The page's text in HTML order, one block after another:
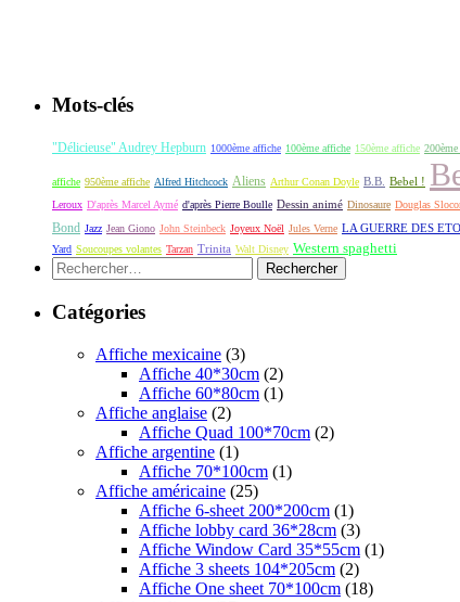
Mots-clés
"Délicieuse" Audrey Hepburn 1000ème affiche 100ème affiche 150ème affiche
affiche 950ème affiche Alfred Hitchcock Aliens Arthur Conan Doyle B.B. Bebel !
Leroux D'après Marcel Aymé d'après Pierre Boulle Dessin animé Dinosaure Douglas
Bond Jazz Jean Giono John Steinbeck Joyeux Noël Jules Verne LA GUERRE DES
Yard Soucoupes volantes Tarzan Trinita Walt Disney Western spaghetti
Rechercher :
Catégories
Affiche mexicaine (3)
Affiche 40*30cm (2)
Affiche 60*80cm (1)
Affiche anglaise (2)
Affiche Quad 100*70cm (2)
Affiche argentine (1)
Affiche 70*100cm (1)
Affiche américaine (25)
Affiche 6-sheet 200*200cm (1)
Affiche lobby card 36*28cm (3)
Affiche Window Card 35*55cm (1)
Affiche 3 sheets 104*205cm (2)
Affiche One sheet 70*100cm (18)